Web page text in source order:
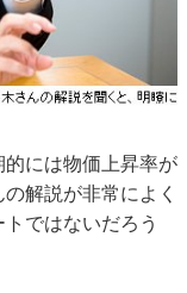
には物価上昇率が
解説が非常によく
ではないだろう